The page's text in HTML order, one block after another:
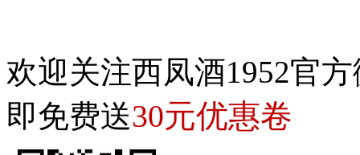
欢迎关注西凤酒1952官
即免费送30元优惠卷